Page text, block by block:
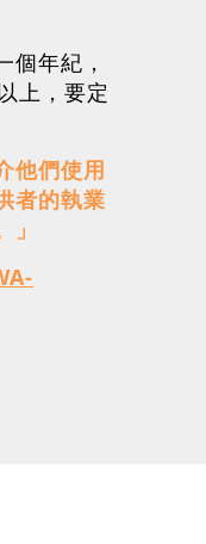
年紀，
上，要定
他們使用
者的執業